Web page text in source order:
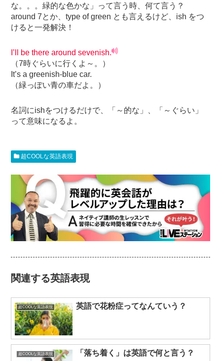
な。。。緑的な色かな」って言う時、何て言う？
around 7とか、type of green とも言えるけど、ish をつ
けると一発解決！
I’ll be there around sevenish.
（7時ぐらいに行くよ～。）
It’s a greenish-blue car.
（緑っぽい青の車だよ。）
名詞にishをつけるだけで、「～的な」、「～ぐらい」
って意味になるよ。
超COOLな英語表現
関連する英語表現
超COOLな英語表現 英語で花粉症ってなんていう？
超COOLな英語表現 「落ち着く」は英語で何と言う？